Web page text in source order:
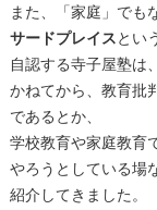
また、「家庭」でも
サードプレイスとい
自認する寺子屋塾は、
かねてから、教育批
であるとか、
学校教育や家庭教育
やろうとしている場
紹介してきました。